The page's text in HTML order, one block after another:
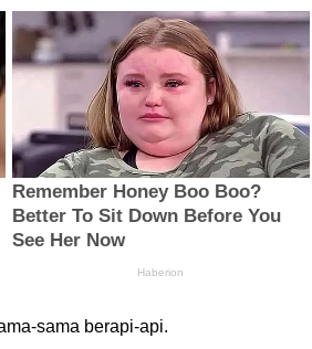
sama berapi-api.